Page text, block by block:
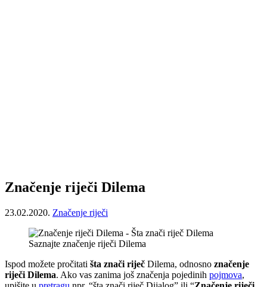
Značenje riječi Dilema
23.02.2020. Značenje riječi
Saznajte značenje riječi Dilema
Ispod možete pročitati šta znači riječ Dilema, odnosno značenje
riječi Dilema. Ako vas zanima još značenja pojedinih pojmova,